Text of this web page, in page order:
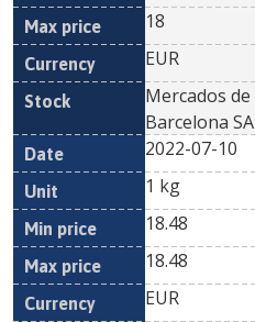
18
EUR
Mercados
Barcelona SA
2022-07-10
1 kg
18.48
18.48
EUR